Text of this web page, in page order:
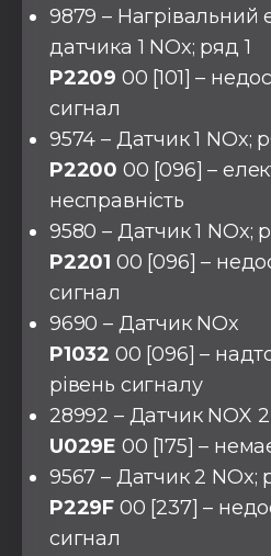
9879 – Нагрівальний
датчика 1 NOx; ряд 1
P2209 00 [101] –
сигнал
9574 – Датчик 1 NOx;
P2200 00 [096] –
несправність
9580 – Датчик 1 NOx;
P2201 00 [096] –
сигнал
9690 – Датчик NOx
P1032 00 [096] –
рівень сигналу
28992 – Датчик NOX 2
U029E 00 [175] –
9567 – Датчик 2 NOx;
P229F 00 [237] –
сигнал